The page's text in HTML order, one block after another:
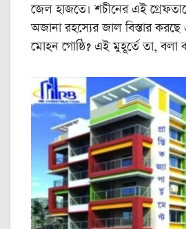
জেল হাজতে। শচীনের এই
অজানা রহস্যের জাল বিস্তার
মোহন গোষ্ঠি? এই মুহূর্তে তা, বলা